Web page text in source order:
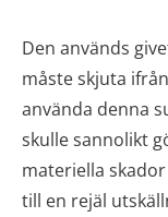
Den används
måste skjuta
använda denna
skulle sannolikt
materiella
till en rejäl